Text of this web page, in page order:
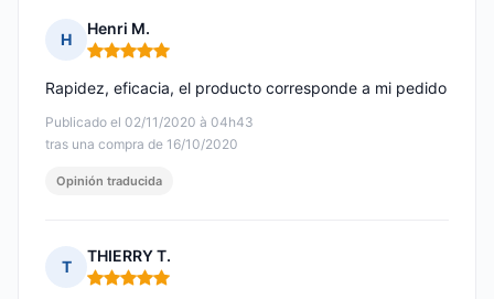
H
Henri M.
Nota: 5 de 5
Publicado el 02/11/2020 à 04h43
tras una compra de 16/10/2020
Rapidez, eficacia, el producto corresponde a mi pedido
Opinión traducida
T
THIERRY T.
Nota: 5 de 5